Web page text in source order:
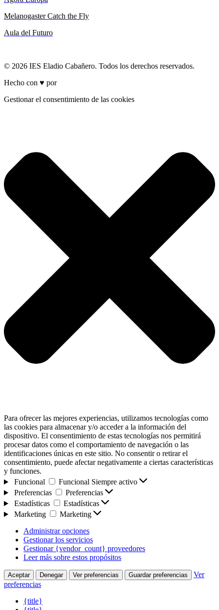
Melanogaster Catch the Fly
Aula del Futuro
© 2026 IES Eladio Cabañero. Todos los derechos reservados.
Hecho con ♥ por
Gestionar el consentimiento de las cookies
Para ofrecer las mejores experiencias, utilizamos tecnologías como
las cookies para almacenar y/o acceder a la información del
dispositivo. El consentimiento de estas tecnologías nos permitirá
procesar datos como el comportamiento de navegación o las
identificaciones únicas en este sitio. No consentir o retirar el
consentimiento, puede afectar negativamente a ciertas características
y funciones.
Funcional
Funcional Siempre activo
Preferencias
Preferencias
Estadísticas
Estadísticas
Marketing
Marketing
Administrar opciones
Gestionar los servicios
Gestionar {vendor_count} proveedores
Leer más sobre estos propósitos
Aceptar Denegar Ver preferencias Guardar preferencias
Ver
preferencias
{title}